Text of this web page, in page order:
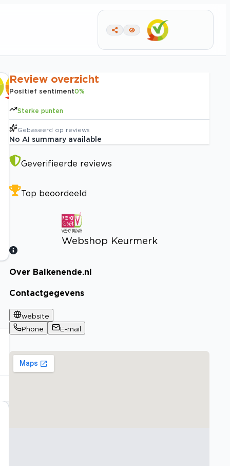
Review overzicht
Positief sentiment0%
Sterke punten
Gebaseerd op reviews
No AI summary available
Geverifieerde reviews
Top beoordeeld
Webshop Keurmerk
Bekijk certificaat
Over Balkenende.nl
Contactgegevens
website
Phone
E-mail